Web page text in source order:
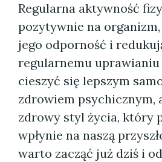
Regularna aktywność
pozytywnie na
jego odporność i
regularnemu
cieszyć się lepszym
zdrowiem psychicznym,
zdrowy styl życia, który
wpłynie na naszą
warto zacząć już dziś i